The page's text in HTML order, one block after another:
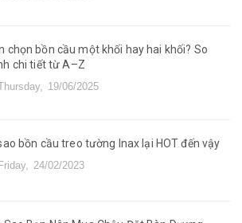
chọn bồn cầu một khối hay hai khối? So
chi tiết từ A–Z
19/06/2025
bồn cầu treo tường Inax lại HOT đến vậy
Friday, 24/02/2023